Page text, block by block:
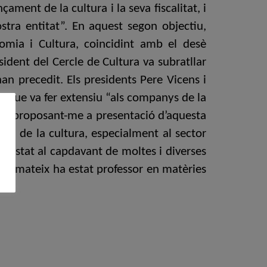
de la cultura i la seva fiscalitat, i
entitat”. En aquest segon objectiu,
i Cultura, coincidint amb el desè
del Cercle de Cultura va subratllar
precedit. Els presidents Pere Vicens i
va fer extensiu “als companys de la
proposant-me a presentació d’aquesta
de la cultura, especialment al sector
estat al capdavant de moltes i diverses
mateix ha estat professor en matèries